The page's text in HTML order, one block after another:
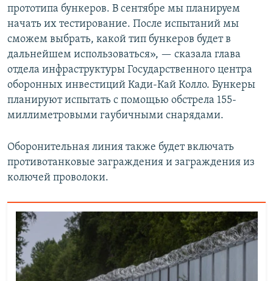
прототипа бункеров. В сентябре мы планируем
начать их тестирование. После испытаний мы
сможем выбрать, какой тип бункеров будет в
дальнейшем использоваться», — сказала глава
отдела инфраструктуры Государственного центра
оборонных инвестиций Кади-Кай Колло. Бункеры
планируют испытать с помощью обстрела 155-
миллиметровыми гаубичными снарядами.
Оборонительная линия также будет включать
противотанковые заграждения и заграждения из
колючей проволоки.